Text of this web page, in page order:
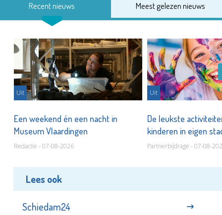
Recent nieuws Meest gelezen nieuws
Uit
Een weekend én een nacht in
Museum Vlaardingen
Redactie - 07-08-2026
Uit
De leukste
kinderen in eigen
Partnerbijdrage - 07-08-
Lees ook
Schiedam24